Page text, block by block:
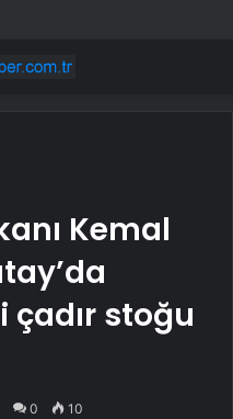
Kemal
çadır stoğu
0 10